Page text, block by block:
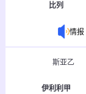
比列
情报
斯亚乙
伊利利甲